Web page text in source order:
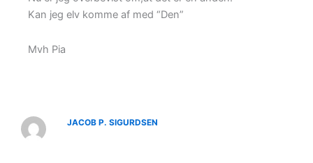
Kan jeg elv komme af med “Den”
Mvh Pia
JACOB P. SIGURDSEN